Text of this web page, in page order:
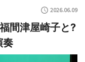
2026.06.09
間津屋崎子と?
奏